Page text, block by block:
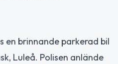
en brinnande parkerad bil
Luleå. Polisen anlände